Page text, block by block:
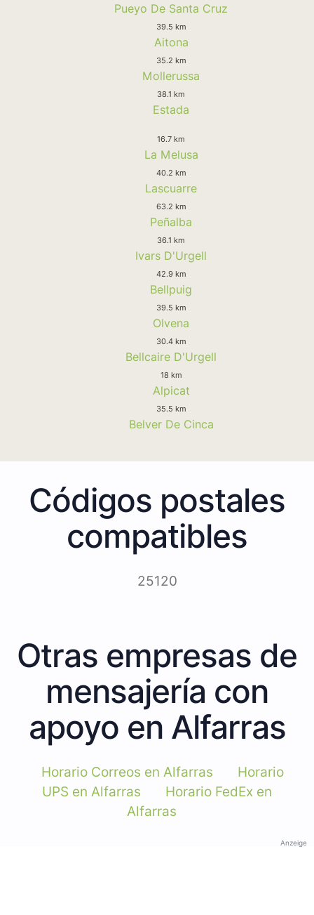
Pueyo De Santa Cruz
39.5 km
Aitona
35.2 km
Mollerussa
38.1 km
Estada
16.7 km
La Melusa
40.2 km
Lascuarre
63.2 km
Peñalba
36.1 km
Ivars D'Urgell
42.9 km
Bellpuig
39.5 km
Olvena
30.4 km
Bellcaire D'Urgell
18 km
Alpicat
35.5 km
Belver De Cinca
Códigos postales
compatibles
25120
Otras empresas de
mensajería con
apoyo en Alfarras
Horario Correos en Alfarras
Horario
UPS en Alfarras
Horario FedEx en
Alfarras
Anzeige